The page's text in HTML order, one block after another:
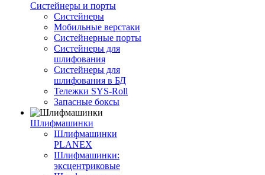
Систейнеры и порты
Систейнеры
Мобильные верстаки
Систейнерные порты
Систейнеры для
шлифования
Систейнеры для
шлифования в БД
Тележки SYS-Roll
Запасные боксы
Шлифмашинки
Шлифмашинки
PLANEX
Шлифмашинки:
эксцентриковые